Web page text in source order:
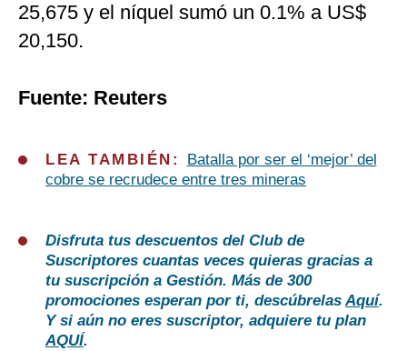
25,675 y el níquel sumó un 0.1% a US$
20,150.
Fuente: Reuters
LEA TAMBIÉN:
Batalla por ser el ‘mejor’ del
cobre se recrudece entre tres mineras
Disfruta tus descuentos del Club de
Suscriptores cuantas veces quieras gracias a
tu suscripción a Gestión. Más de 300
promociones esperan por ti, descúbrelasAquí.
Y si aún no eres suscriptor, adquiere tu plan
AQUÍ.